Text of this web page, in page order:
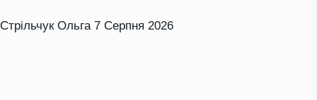
Стрільчук Ольга 7 Серпня 2026